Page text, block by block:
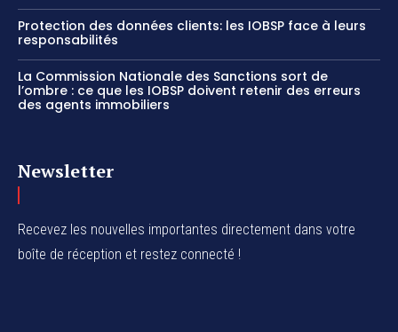
Protection des données clients: les IOBSP face à leurs
responsabilités
La Commission Nationale des Sanctions sort de
l’ombre : ce que les IOBSP doivent retenir des erreurs
des agents immobiliers
Newsletter
Recevez les nouvelles importantes directement dans votre
boîte de réception et restez connecté !